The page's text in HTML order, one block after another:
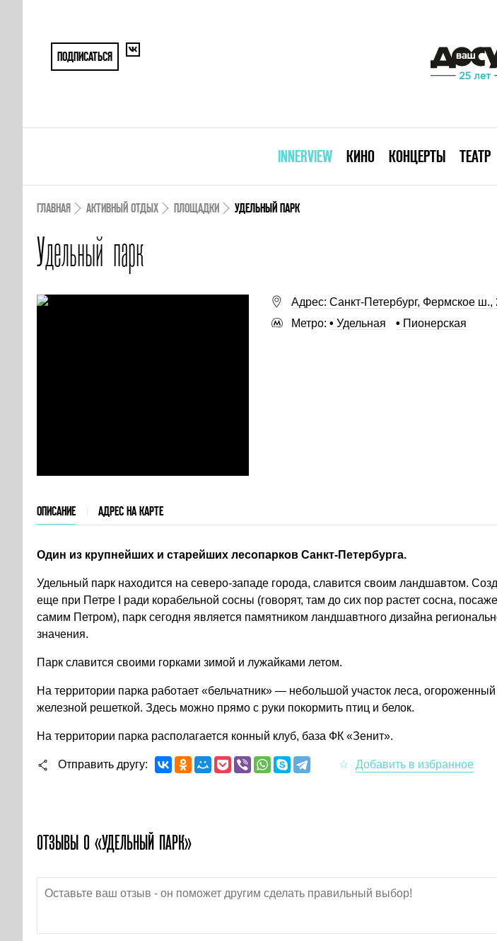
ПОДПИСАТЬСЯ
INNERVIEW КИНО КОНЦЕРТЫ ТЕАТР
ГЛАВНАЯ АКТИВНЫЙ ОТДЫХ ПЛОЩАДКИ УДЕЛЬНЫЙ ПАРК
Удельный парк
Адрес: Санкт-Петербург, Фермское ш.,
Метро: • Удельная • Пионерская
ОПИСАНИЕ АДРЕС НА КАРТЕ
Один из крупнейших и старейших лесопарков Санкт-Петербурга.
Удельный парк находится на северо-западе города, славится своим ландшавтом.
еще при Петре I ради корабельной сосны (говорят, там до сих пор растет сосна,
самим Петром), парк сегодня является памятником ландшавтного дизайна
значения.
Парк славится своими горками зимой и лужайками летом.
На территории парка работает «бельчатник» — небольшой участок леса, огороженный
железной решеткой. Здесь можно прямо с руки покормить птиц и белок.
На территории парка располагается конный клуб, база ФК «Зенит».
Отправить другу
ОТЗЫВЫ О «УДЕЛЬНЫЙ ПАРК»